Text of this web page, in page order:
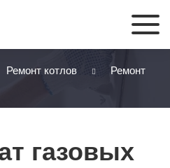
Ремонт котлов
Ремонт
газовых